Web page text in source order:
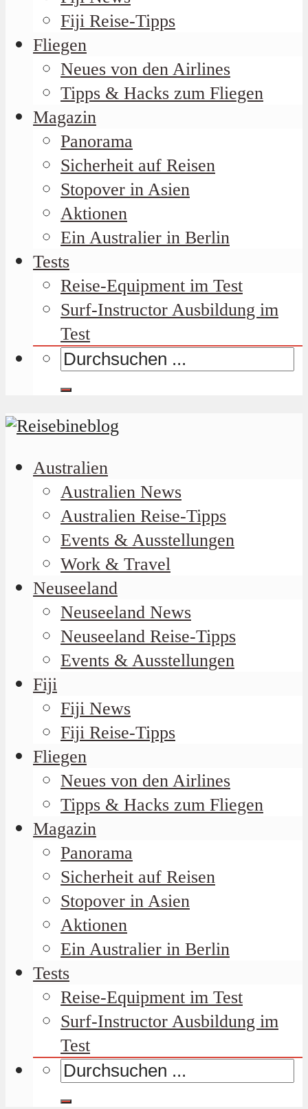
Fiji Reise-Tipps
Fliegen
Neues von den Airlines
Tipps & Hacks zum Fliegen
Magazin
Panorama
Sicherheit auf Reisen
Stopover in Asien
Aktionen
Ein Australier in Berlin
Tests
Reise-Equipment im Test
Surf-Instructor Ausbildung im
Test
Australien
Australien News
Australien Reise-Tipps
Events & Ausstellungen
Work & Travel
Neuseeland
Neuseeland News
Neuseeland Reise-Tipps
Events & Ausstellungen
Fiji
Fiji News
Fiji Reise-Tipps
Fliegen
Neues von den Airlines
Tipps & Hacks zum Fliegen
Magazin
Panorama
Sicherheit auf Reisen
Stopover in Asien
Aktionen
Ein Australier in Berlin
Tests
Reise-Equipment im Test
Surf-Instructor Ausbildung im
Test